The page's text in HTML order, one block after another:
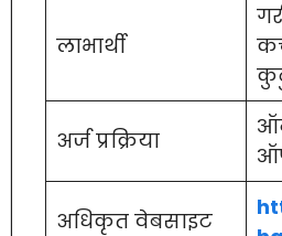
लाभार्थी
अर्ज प्रक्रिया
अधिकृत वेबसाइट